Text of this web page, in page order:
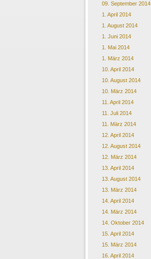
09. September 2014
1. April 2014
1. August 2014
1. Juni 2014
1. Mai 2014
1. März 2014
10. April 2014
10. August 2014
10. März 2014
11. April 2014
11. Juli 2014
11. März 2014
12. April 2014
12. August 2014
12. März 2014
13. April 2014
13. August 2014
13. März 2014
14. April 2014
14. März 2014
14. Oktober 2014
15. April 2014
15. März 2014
16. April 2014